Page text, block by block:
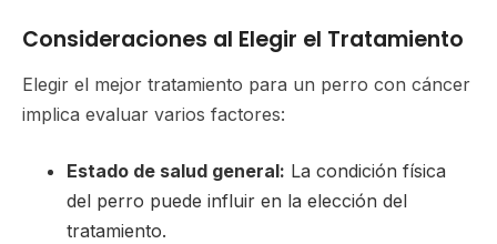
Consideraciones al Elegir el Tratamiento
Elegir el mejor tratamiento para un perro con cáncer
implica evaluar varios factores:
Estado de salud general: La condición física
del perro puede influir en la elección del
tratamiento.